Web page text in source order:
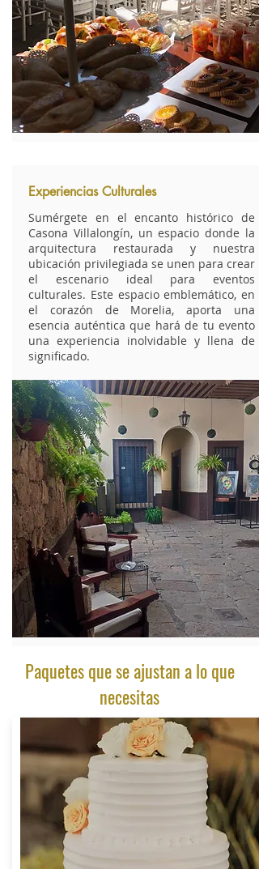
Experiencias Culturales
Sumérgete en el encanto histórico de
Casona Villalongín, un espacio donde la
arquitectura restaurada y nuestra
ubicación privilegiada se unen para crear
el escenario ideal para eventos
culturales. Este espacio emblemático, en
el corazón de Morelia, aporta una
esencia auténtica que hará de tu evento
una experiencia inolvidable y llena de
significado.
Paquetes que se ajustan a lo que
necesitas